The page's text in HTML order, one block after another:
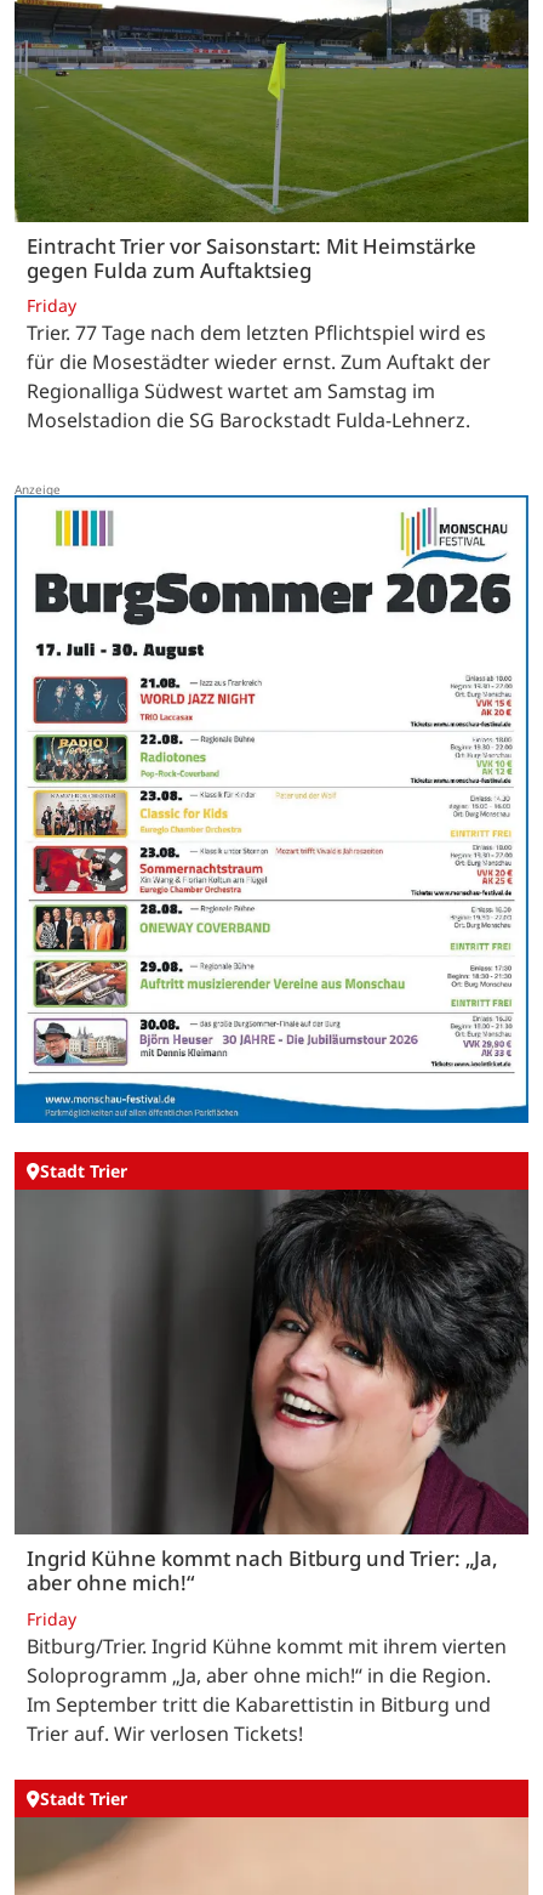
Eintracht Trier vor Saisonstart: Mit Heimstärke
gegen Fulda zum Auftaktsieg
Friday
Trier. 77 Tage nach dem letzten Pflichtspiel wird es
für die Mosestädter wieder ernst. Zum Auftakt der
Regionalliga Südwest wartet am Samstag im
Moselstadion die SG Barockstadt Fulda-Lehnerz.
Stadt Trier
Ingrid Kühne kommt nach Bitburg und Trier: „Ja,
aber ohne mich!“
Friday
Bitburg/Trier. Ingrid Kühne kommt mit ihrem vierten
Soloprogramm „Ja, aber ohne mich!“ in die Region.
Im September tritt die Kabarettistin in Bitburg und
Trier auf. Wir verlosen Tickets!
Stadt Trier